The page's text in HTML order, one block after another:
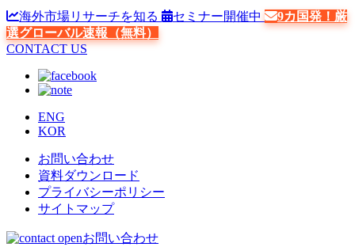
海外市場リサーチを知る セミナー開催中
9カ国発！厳
選グローバル速報（無料）
CONTACT US
ENG
KOR
お問い合わせ
資料ダウンロード
プライバシーポリシー
サイトマップ
お問い合わせ